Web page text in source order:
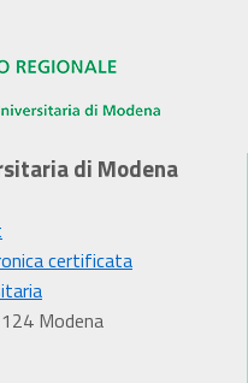
di Modena
certificata
Modena